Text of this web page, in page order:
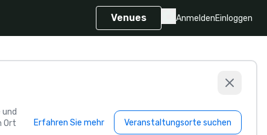
Venues AnmeldenEinloggen
Ort
Erfahren Sie mehr Veranstaltungsorte suchen